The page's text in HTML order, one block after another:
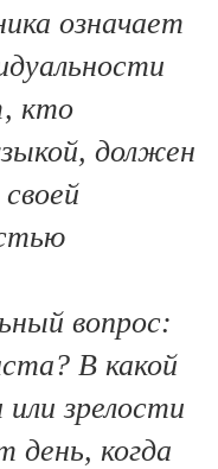
означает
кто
должен
вопрос:
В какой
зрелости
день, когда